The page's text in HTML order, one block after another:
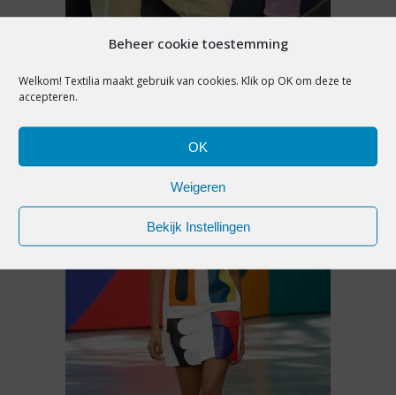
Beheer cookie toestemming
Welkom! Textilia maakt gebruik van cookies. Klik op OK om deze te
accepteren.
OK
Weigeren
Bekijk Instellingen
ANNELOES: TERUGBLIKKEN EN